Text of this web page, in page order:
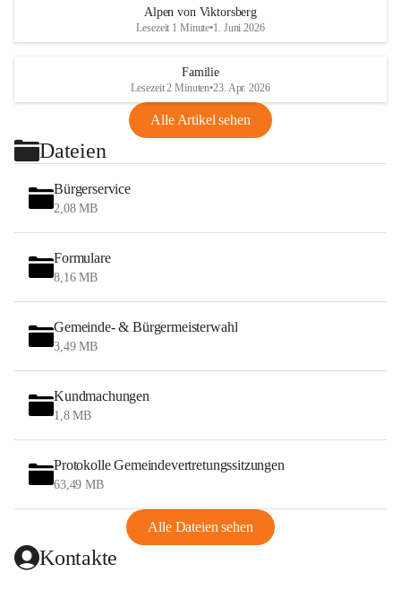
Alpen von Viktorsberg
Lesezeit 1 Minute•1. Juni 2026
Familie
Lesezeit 2 Minuten•23. Apr. 2026
Alle Artikel sehen
Dateien
Bürgerservice
2,08 MB
Formulare
8,16 MB
Gemeinde- & Bürgermeisterwahl
3,49 MB
Kundmachungen
1,8 MB
Protokolle Gemeindevertretungssitzungen
63,49 MB
Alle Dateien sehen
Kontakte